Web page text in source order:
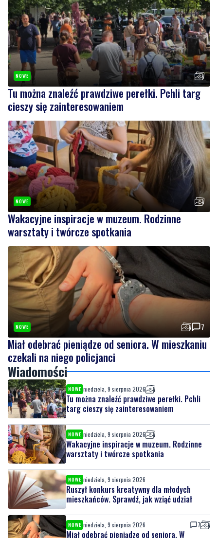
NOWE
Tu można znaleźć prawdziwe perełki. Pchli targ
cieszy się zainteresowaniem
NOWE
Wakacyjne inspiracje w muzeum. Rodzinne
warsztaty i twórcze spotkania
NOWE 7
Miał odebrać pieniądze od seniora. W mieszkaniu
czekali na niego policjanci
Wiadomości
NOWE niedziela, 9 sierpnia 2026
Tu można znaleźć prawdziwe perełki. Pchli
targ cieszy się zainteresowaniem
NOWE niedziela, 9 sierpnia 2026
Wakacyjne inspiracje w muzeum. Rodzinne
warsztaty i twórcze spotkania
NOWE niedziela, 9 sierpnia 2026
Ruszył konkurs kreatywny dla młodych
mieszkańców. Sprawdź, jak wziąć udział
NOWE niedziela, 9 sierpnia 2026 7
Miał odebrać pieniądze od seniora. W